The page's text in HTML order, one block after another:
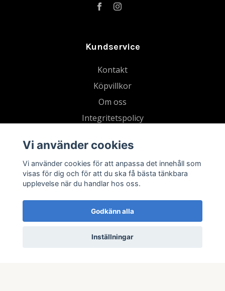
Kundservice
Kontakt
Köpvillkor
Om oss
Integritetspolicy
Blogg
Tradera
Retur
Vi använder cookies
Vi använder cookies för att anpassa det innehåll som
visas för dig och för att du ska få bästa tänkbara
upplevelse när du handlar hos oss.
Godkänn alla
Inställningar